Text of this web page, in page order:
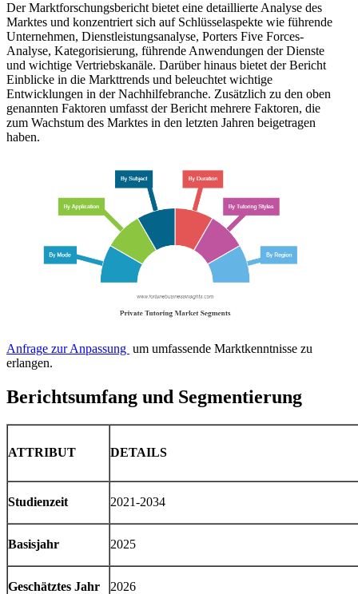
Der Marktforschungsbericht bietet eine detaillierte Analyse des
Marktes und konzentriert sich auf Schlüsselaspekte wie führende
Unternehmen, Dienstleistungsanalyse, Porters Five Forces-
Analyse, Kategorisierung, führende Anwendungen der Dienste
und wichtige Vertriebskanäle. Darüber hinaus bietet der Bericht
Einblicke in die Markttrends und beleuchtet wichtige
Entwicklungen in der Nachhilfebranche. Zusätzlich zu den oben
genannten Faktoren umfasst der Bericht mehrere Faktoren, die
zum Wachstum des Marktes in den letzten Jahren beigetragen
haben.
Anfrage zur Anpassung um umfassende Marktkenntnisse zu
erlangen.
Berichtsumfang und Segmentierung
ATTRIBUT DETAILS
Studienzeit 2021-2034
Basisjahr 2025
Geschätztes Jahr 2026